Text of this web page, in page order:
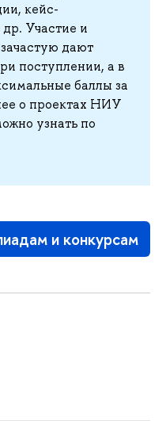
кейс-
Участие и
дают
поступлении, а в
баллы за
о проектах НИУ
узнать по
и конкурсам